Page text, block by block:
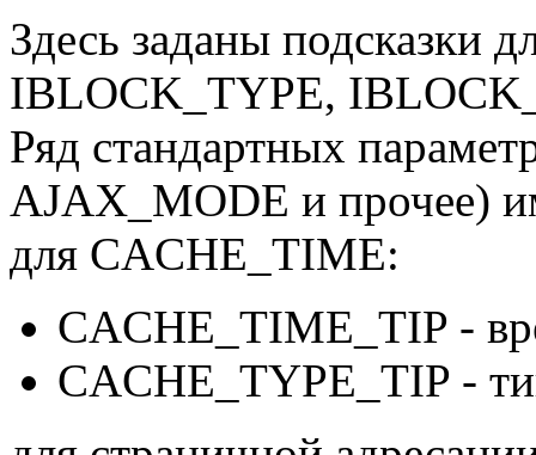
Здесь заданы подсказки
IBLOCK_TYPE,
Ряд стандартных
AJAX_MODE и прочее)
для CACHE_TIME:
CACHE_TIME_TIP -
CACHE_TYPE_TIP -